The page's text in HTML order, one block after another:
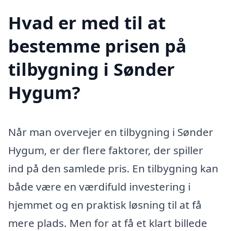
Hvad er med til at
bestemme prisen på
tilbygning i Sønder
Hygum?
Når man overvejer en tilbygning i Sønder
Hygum, er der flere faktorer, der spiller
ind på den samlede pris. En tilbygning kan
både være en værdifuld investering i
hjemmet og en praktisk løsning til at få
mere plads. Men for at få et klart billede